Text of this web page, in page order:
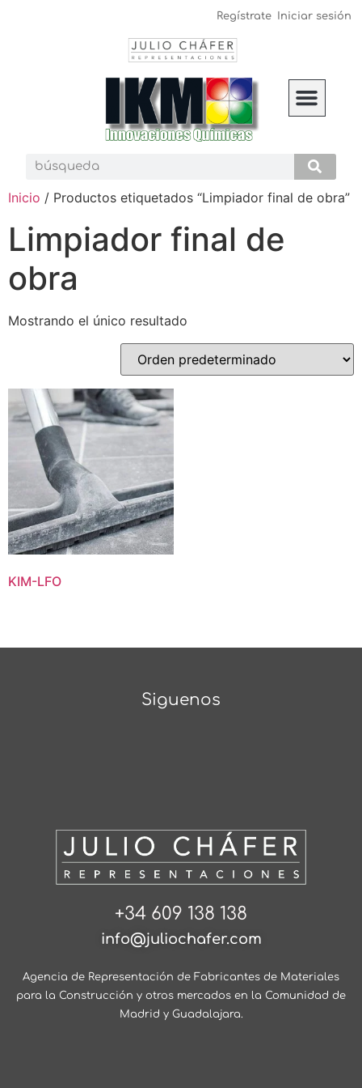
Regístrate Iniciar sesión
Inicio / Productos etiquetados “Limpiador final de obra”
Limpiador final de
obra
Mostrando el único resultado
KIM-LFO
Siguenos
+34 609 138 138
info@juliochafer.com
Agencia de Representación de Fabricantes de Materiales
para la Construcción y otros mercados en la Comunidad de
Madrid y Guadalajara.